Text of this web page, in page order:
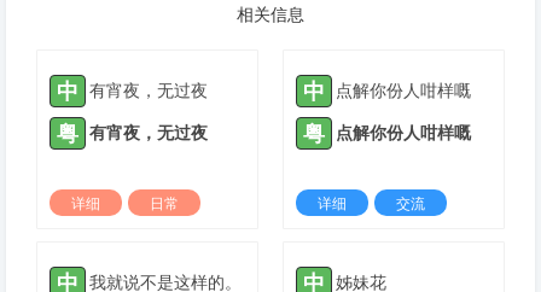
相关信息
中 有宵夜，无过夜
粤 有宵夜，无过夜
详细
日常
中 点解你份人咁样嘅
粤 点解你份人咁样嘅
详细
交流
中 我就说不是这样的。 中 姊妹花